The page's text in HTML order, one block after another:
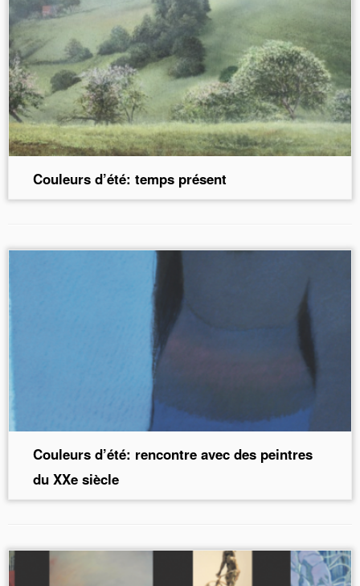
Couleurs d’été: temps présent
Couleurs d’été: rencontre avec des peintres
du XXe siècle